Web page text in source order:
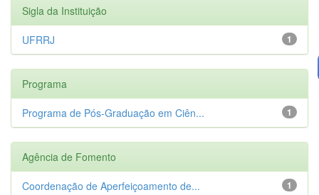
Sigla da Instituição
1
UFRRJ
Programa
1
Programa de Pós-Graduação em Ciên...
Agência de Fomento
1
Coordenação de Aperfeiçoamento de...